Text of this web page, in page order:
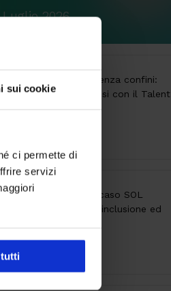
sui cookie
ci permette di
servizi
2026
formazione senza confini:
e Camerun connessi con il Talent
Program
digitale: il caso SOL
tra innovazione, inclusione ed